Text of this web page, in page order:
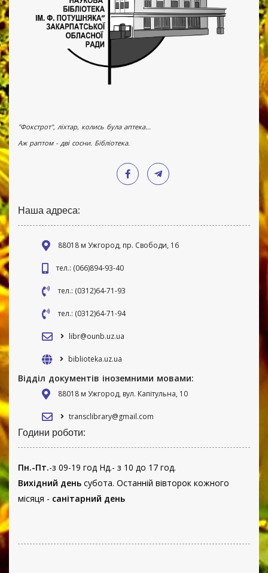
"Фокстрот", ліхтар, колись була аптека...
Аж раптом - дві сосни. Бібліотека.
Наша адреса:
88018 м Ужгород, пр. Свободи, 16
тел.: (066)894-93-40
тел.: (0312)64-71-93
тел.: (0312)64-71-94
libr@ounb.uz.ua
biblioteka.uz.ua
Відділ документів іноземними мовами:
88018 м Ужгород, вул. Капітульна, 10
transclibrary@gmail.com
Години роботи:
Пн.-Пт.-з 09-19 год Нд.- з 10 до 17 год.
Вихідний день субота. Останній вівторок кожного
місяця - санітарний день